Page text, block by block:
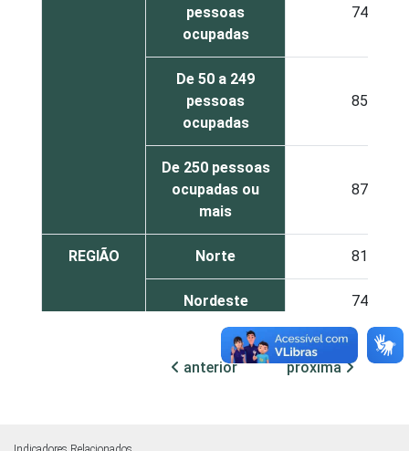
pessoas
ocupadas
74
De 50 a 249
pessoas
ocupadas
85
De 250 pessoas
ocupadas ou
mais
87
REGIÃO Norte 81
Nordeste 74
Sudeste
anterior próxima